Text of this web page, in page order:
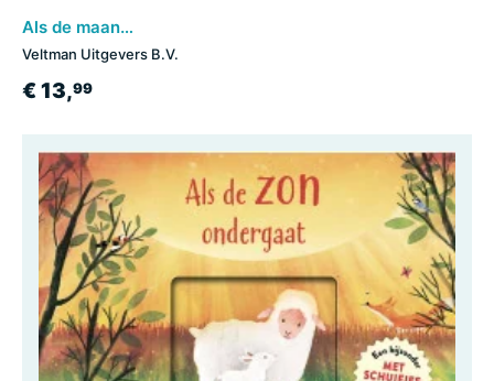
Als de maan aan de hemel staat
Veltman Uitgevers B.V.
€ 13,99